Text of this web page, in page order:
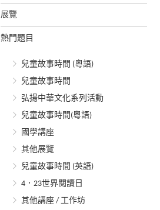
展覽
熱門題目
兒童故事時間 (粵語)
兒童故事時間
弘揚中華文化系列活動
兒童故事時間(粵語)
國學講座
其他展覽
兒童故事時間 (英語)
4．23世界閱讀日
其他講座 / 工作坊